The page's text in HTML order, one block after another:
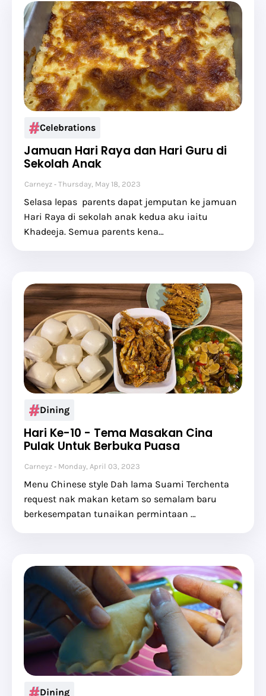
Celebrations
Jamuan Hari Raya dan Hari Guru di
Sekolah Anak
Carneyz Thursday, May 18, 2023
Selasa lepas parents dapat jemputan ke jamuan
Hari Raya di sekolah anak kedua aku iaitu
Khadeeja. Semua parents kena…
Dining
Hari Ke-10 - Tema Masakan Cina
Pulak Untuk Berbuka Puasa
Carneyz Monday, April 03, 2023
Menu Chinese style Dah lama Suami Terchenta
request nak makan ketam so semalam baru
berkesempatan tunaikan permintaan …
Dining